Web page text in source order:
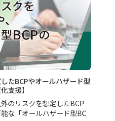
たBCPやオールハザード型
支援】
のリスクを想定したBCP
な「オールハザード型BC